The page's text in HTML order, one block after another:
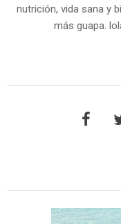
nutrición, vida sana y
más guapa.